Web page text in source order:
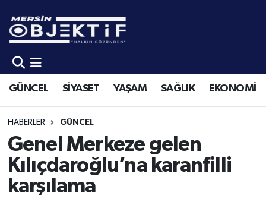
GÜNCEL SİYASET YAŞAM SAĞLIK EKONOMİ
HABERLER GÜNCEL
Genel Merkeze gelen
Kılıçdaroğlu’na karanfilli
karşılama
GÜNCEL
SİYASET
YAŞAM
SAĞLIK
EKONOMİ
SPOR
Mersin Hava Durumu
Mersin Trafik Yoğunluk Haritası
Süper Lig Puan Durumu ve Fikstür
Tüm Manşetler
Son Dakika Haberleri
Haber Arşivi